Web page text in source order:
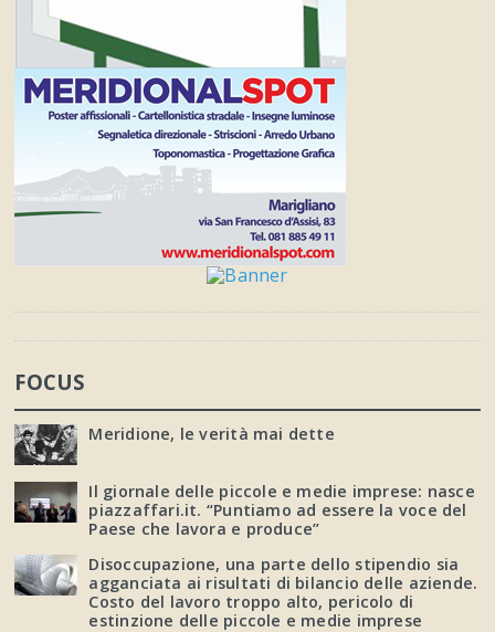
FOCUS
Meridione, le verità mai dette
Il giornale delle piccole e medie imprese: nasce
piazzaffari.it. “Puntiamo ad essere la voce del
Paese che lavora e produce”
Disoccupazione, una parte dello stipendio sia
agganciata ai risultati di bilancio delle aziende.
Costo del lavoro troppo alto, pericolo di
estinzione delle piccole e medie imprese